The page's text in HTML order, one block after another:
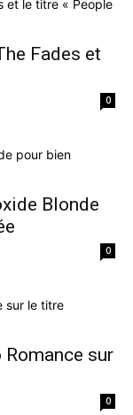
Fades et
0
Blonde
0
sur
0